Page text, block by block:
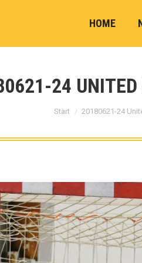
HOME
24 UNITED
Sie befinden sich hier:
Start 20180621-24